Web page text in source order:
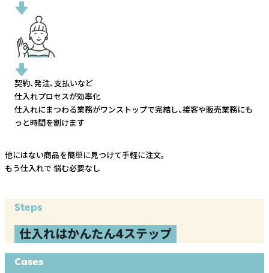
契約、発注、支払いなど
仕入れプロセスが効率化
仕入れにまつわる業務がワンストップで完結し、接客や販売業務にも
っと時間を割けます
他にはない商品を簡単に見つけて手軽に注文。
もう仕入れで 悩む必要なし
Steps
仕入れはかんたん4ステップ
Cases